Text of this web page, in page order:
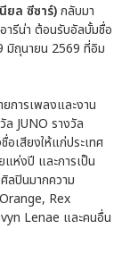
ยล ซีซาร์)กลับมา
ารีน่า ต้อนรับอัลบั้มชื่อ
มิถุนายน 2569 ที่อิม
การเพลงและงาน
ล JUNO รางวัล
เสียงให้แก่ประเทศ
ห่งปี และการเป็น
ลปินมากความ
Rex
Lenae และคนอื่น